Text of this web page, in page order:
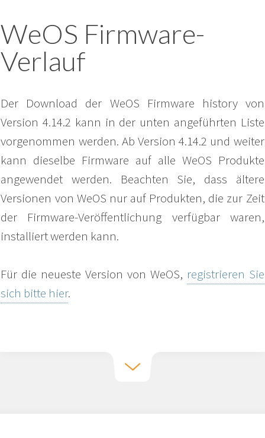
WeOS Firmware-
Verlauf
Der Download der WeOS Firmware history von
Version 4.14.2 kann in der unten angeführten Liste
vorgenommen werden. Ab Version 4.14.2 und weiter
kann dieselbe Firmware auf alle WeOS Produkte
angewendet werden. Beachten Sie, dass ältere
Versionen von WeOS nur auf Produkten, die zur Zeit
der Firmware-Veröffentlichung verfügbar waren,
installiert werden kann.
Für die neueste Version von WeOS, registrieren Sie
sich bitte hier.